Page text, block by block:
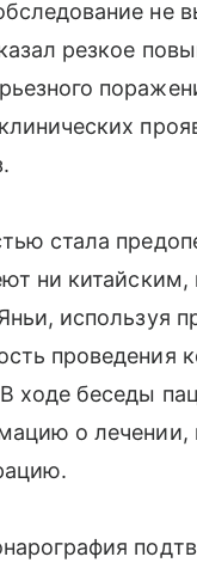
не
резкое
стала
ни
используя
проведения
ходе беседы
о